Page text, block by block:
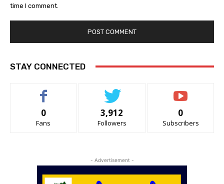
time I comment.
STAY CONNECTED
0
Fans
3,912
Followers
0
Subscribers
- Advertisement -